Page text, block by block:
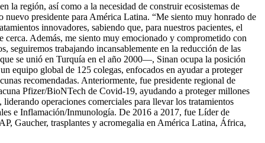
la región, así como a la necesidad de construir ecosistemas de
presidente para América Latina. “Me siento muy honrado de
innovadores, sabiendo que, para nuestros pacientes, el
Además, me siento muy emocionado y comprometido con
seguiremos trabajando incansablemente en la reducción de las
se unió en Turquía en el año 2000—, Sinan ocupa la posición
equipo global de 125 colegas, enfocados en ayudar a proteger
recomendadas. Anteriormente, fue presidente regional de
Pfizer/BioNTech de Covid-19, ayudando a proteger millones
operaciones comerciales para llevar los tratamientos
e Inflamación/Inmunología. De 2016 a 2017, fue Líder de
Gaucher, trasplantes y acromegalia en América Latina, África,